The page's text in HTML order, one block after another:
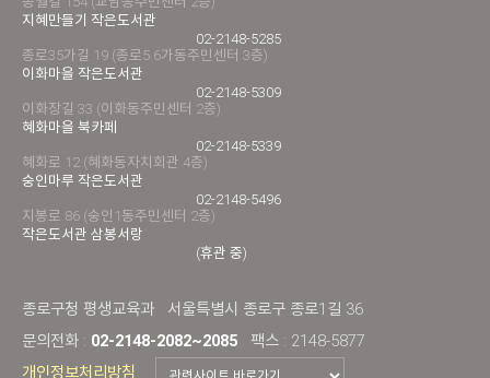
지혜만들기 작은도서관
02-2148-5285
종로35가길 19 (종로5.6가동주민센터 3층)
이화마을 작은도서관
02-2148-5309
이화장길 33 (이화동주민센터 2층)
혜화마을 북카페
02-2148-5339
혜화로 12 (혜화동자치회관 4층)
숭인마루 작은도서관
02-2148-5496
지봉로 86 (숭인1동주민센터 2층)
작은도서관 삼봉서랑
(휴관 중)
종로구청 평생교육과
서울특별시 종로구 종로1길 36
문의전화 : 02-2148-2082~2085
팩스 : 2148-5877
개인정보처리방침